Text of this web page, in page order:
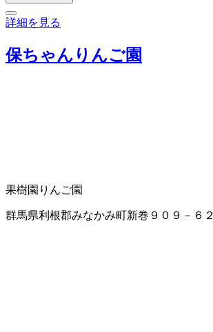
詳細を見る
保ちゃんりんご園
果樹園 りんご園
群馬県利根郡みなかみ町新巻９０９－６２